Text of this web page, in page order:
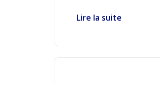
Lire la suite